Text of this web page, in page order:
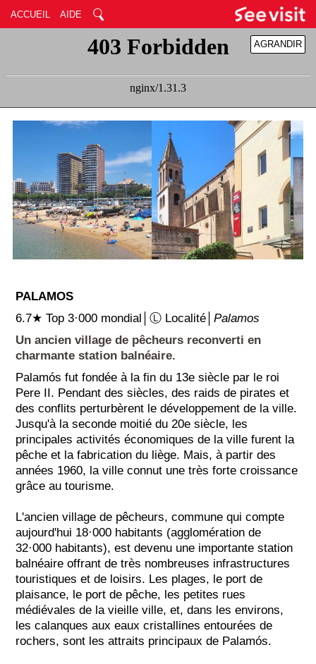
ACCUEIL AIDE
RÉDUIRE
AGRANDIR
PALAMOS
6.7★ Top 3·000 mondial│Ⓛ Localité│Palamos
Un ancien village de pêcheurs reconverti en
charmante station balnéaire.
Palamós fut fondée à la fin du 13e siècle par le roi
Pere II. Pendant des siècles, des raids de pirates et
des conflits perturbèrent le développement de la ville.
Jusqu'à la seconde moitié du 20e siècle, les
principales activités économiques de la ville furent la
pêche et la fabrication du liège. Mais, à partir des
années 1960, la ville connut une très forte croissance
grâce au tourisme.
L'ancien village de pêcheurs, commune qui compte
aujourd'hui 18·000 habitants (agglomération de
32·000 habitants), est devenu une importante station
balnéaire offrant de très nombreuses infrastructures
touristiques et de loisirs. Les plages, le port de
plaisance, le port de pêche, les petites rues
médiévales de la vieille ville, et, dans les environs,
les calanques aux eaux cristallines entourées de
rochers, sont les attraits principaux de Palamós.